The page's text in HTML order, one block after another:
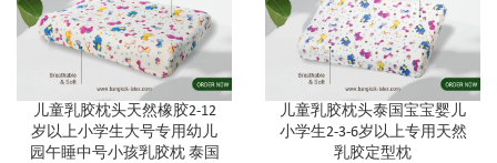
儿童乳胶枕头天然橡胶2-12
岁以上小学生大号专用幼儿
园午睡中号小孩乳胶枕 泰国
儿童乳胶枕头泰国宝宝婴儿
小学生2-3-6岁以上专用天然
乳胶定型枕